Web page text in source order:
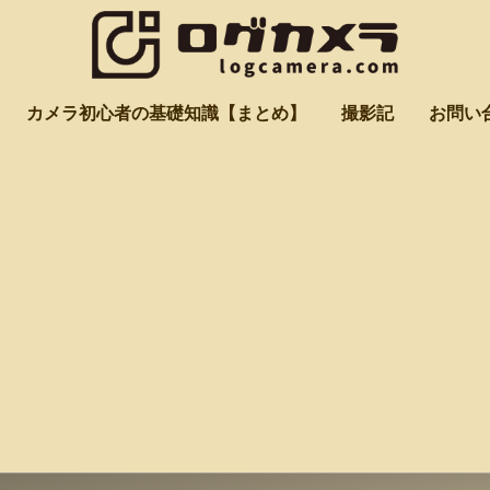
カメラ初心者の基礎知識【まとめ】 撮影記 お問い